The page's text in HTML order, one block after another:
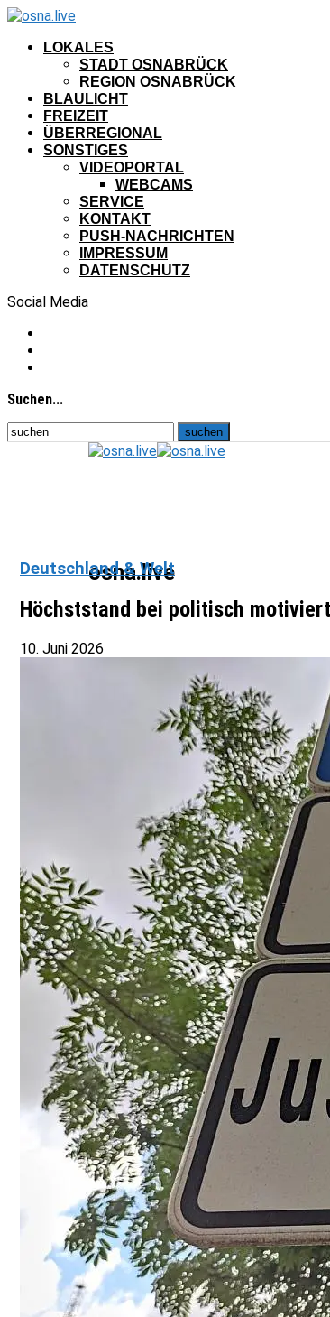
LOKALES
STADT OSNABRÜCK
REGION OSNABRÜCK
BLAULICHT
FREIZEIT
ÜBERREGIONAL
SONSTIGES
VIDEOPORTAL
WEBCAMS
SERVICE
KONTAKT
PUSH-NACHRICHTEN
IMPRESSUM
DATENSCHUTZ
Social Media
Suchen...
osna.live
Deutschland & Welt
Höchststand bei politisch
10. Juni 2026